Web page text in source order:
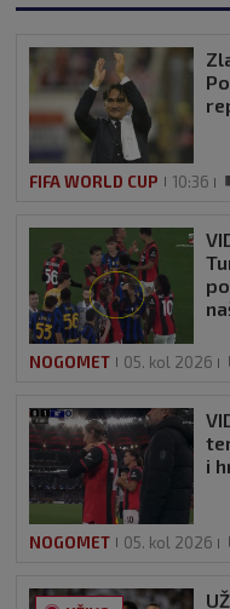
FIFA WORLD CUP 10:36
NOGOMET 05. kol 2026
i
NOGOMET 05. kol 2026